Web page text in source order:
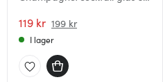
119 kr 199 kr
I lager